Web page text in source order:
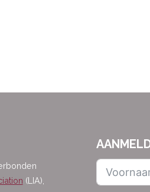
(LIA),